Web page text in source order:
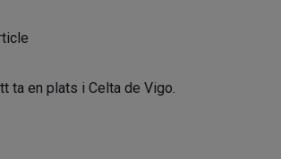
ta en plats i Celta de Vigo.